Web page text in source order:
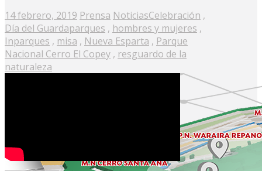
Posted
on
14 febrero, 2019 Prensa NoticiasCelebración ,
Día del Guardaparques , hombres y mujeres ,
Inparques , misa , Nueva Esparta , Parque
Nacional Cerro El Copey , resguardo de la
naturaleza